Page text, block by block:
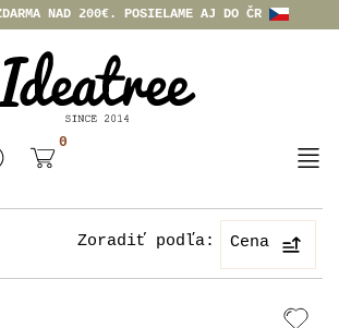
NAD 200€. POSIELAME AJ DO ČR
0
Zoradiť podľa: Cena